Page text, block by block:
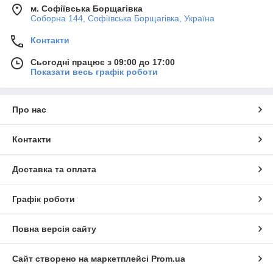
м. Софіївська Борщагівка
Соборна 144, Софіївська Борщагівка, Україна
Контакти
Сьогодні працює з 09:00 до 17:00
Показати весь графік роботи
Про нас
Контакти
Доставка та оплата
Графік роботи
Повна версія сайту
Сайт створено на маркетплейсі Prom.ua